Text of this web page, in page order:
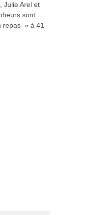
Julie Arel et
sont
repas » à 41